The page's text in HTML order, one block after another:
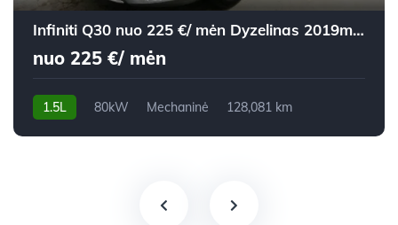
Infiniti Q30 nuo 225 €/ mėn Dyzelinas 2019m. Visureigis Mechaninė
nuo 225 €/ mėn
1.5L 80kW Mechaninė
128,081 km